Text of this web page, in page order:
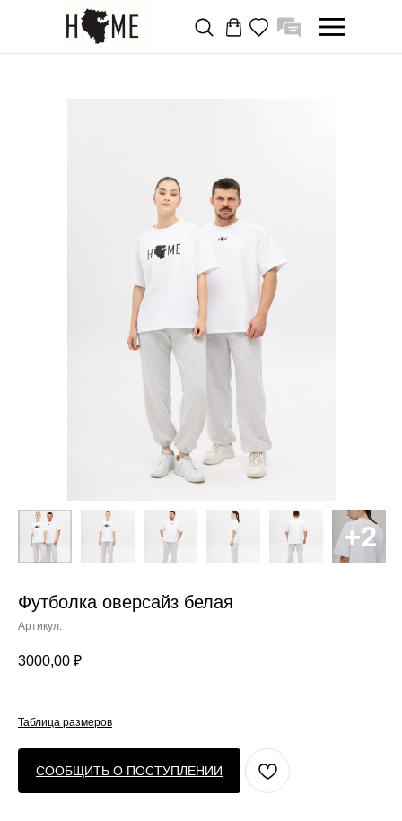
Футболка оверсайз белая
Артикул:
3000,00 ₽
Таблица размеров
СООБЩИТЬ О ПОСТУПЛЕНИИ